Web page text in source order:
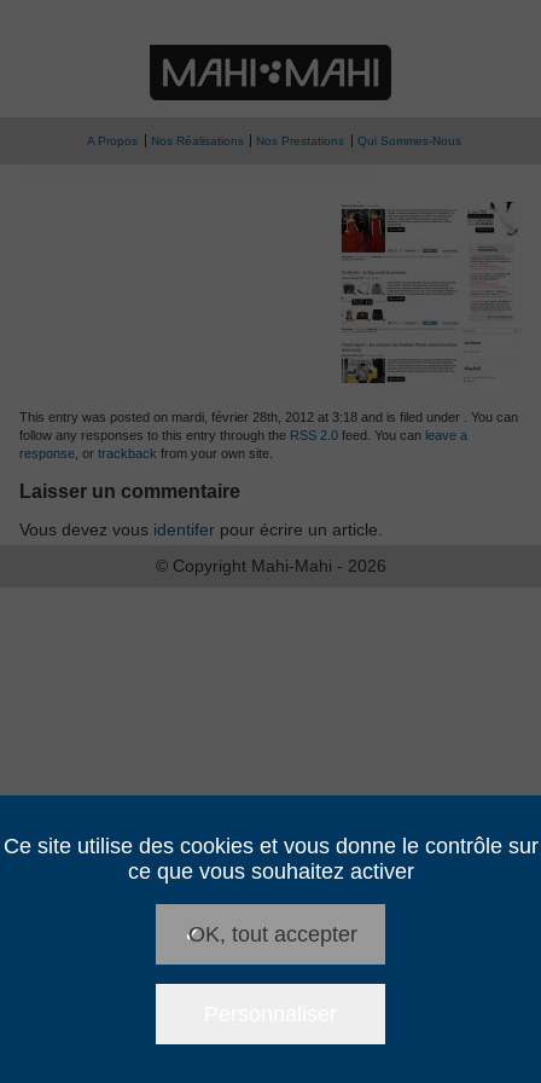
A Propos Nos Réalisations Nos Prestations Qui Sommes-Nous
This entry was posted on mardi, février 28th, 2012 at 3:18 and is filed under . You can
follow any responses to this entry through the RSS 2.0feed. You can leave a
response, or trackback from your own site.
Laisser un commentaire
Vous devez vous identiferpour écrire un article.
© Copyright Mahi-Mahi - 2026
Ce site utilise des cookies et vous donne le contrôle sur
ce que vous souhaitez activer
✓
OK, tout accepter